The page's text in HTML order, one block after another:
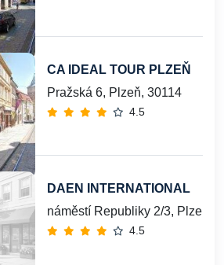
CA IDEAL TOUR PLZEŇ
Pražská 6, Plzeň, 30114
4.5
DAEN INTERNATIONAL
náměstí Republiky 2/3, Plzeň,
4.5